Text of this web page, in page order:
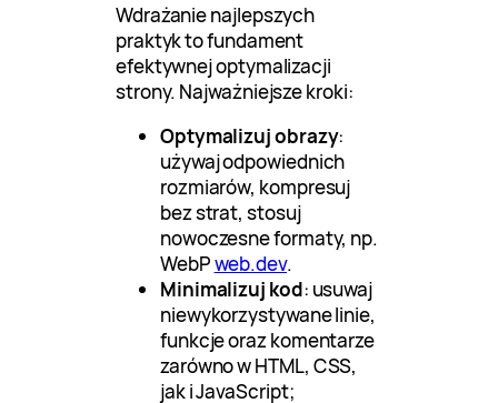
Wdrażanie najlepszych
praktyk to fundament
efektywnej optymalizacji
strony. Najważniejsze kroki:
Optymalizuj obrazy:
używaj odpowiednich
rozmiarów, kompresuj
bez strat, stosuj
nowoczesne formaty, np.
WebPweb.dev.
Minimalizuj kod: usuwaj
niewykorzystywane linie,
funkcje oraz komentarze
zarówno w HTML, CSS,
jak i JavaScript;